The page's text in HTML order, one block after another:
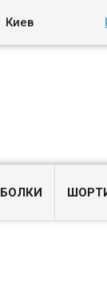
Киев